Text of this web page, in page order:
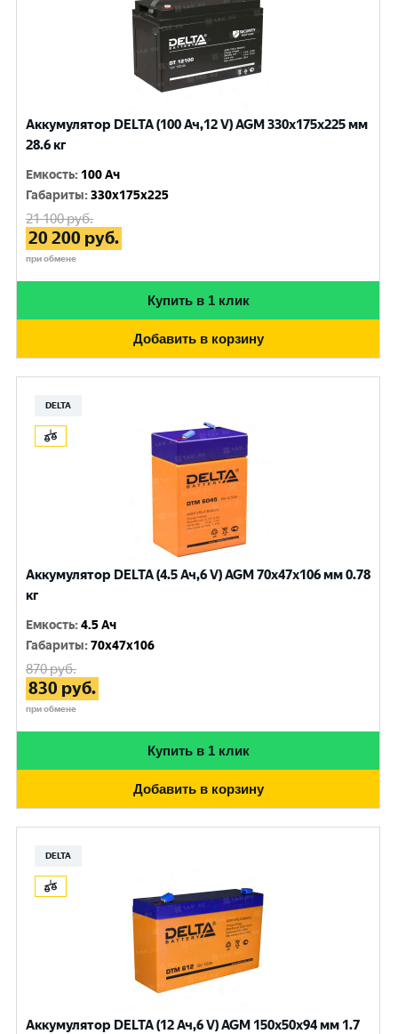
Аккумулятор DELTA (100 Ач,12 V) AGM 330x175x225 мм
28.6 кг
Емкость: 100 Ач
Габариты:330x175x225
21 100руб.
20 200 руб.
при обмене
Купить в 1 клик
Добавить в корзину
DELTA
Аккумулятор DELTA (4.5 Ач,6 V) AGM 70x47x106 мм 0.78
кг
Емкость:4.5 Ач
Габариты:70x47x106
870руб.
830 руб.
при обмене
Купить в 1 клик
Добавить в корзину
DELTA
Аккумулятор DELTA (12 Ач,6 V) AGM 150x50x94 мм 1.7